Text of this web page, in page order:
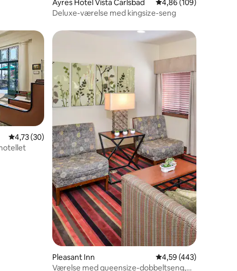
omtaler Ayres Hotel Vista Carlsbad 4,86 ud af 5 i
4,86 (109)
Deluxe-værelse med kingsize-seng
omtaler
4,73 ud af 5 i gennemsnitlig bedømmelse, 30 omtaler
4,73 (30)
Pleasant Inn 4,59 ud af 5 i
4,59 (443)
Værelse med queensize-dobbeltseng,